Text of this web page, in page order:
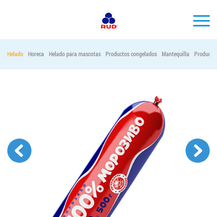
Horeca
Contactos
Vacantes
PEDIR PRODUCTOS "RUD":
Helado Horeca Helado para mascotas Productos congelados Mantequilla